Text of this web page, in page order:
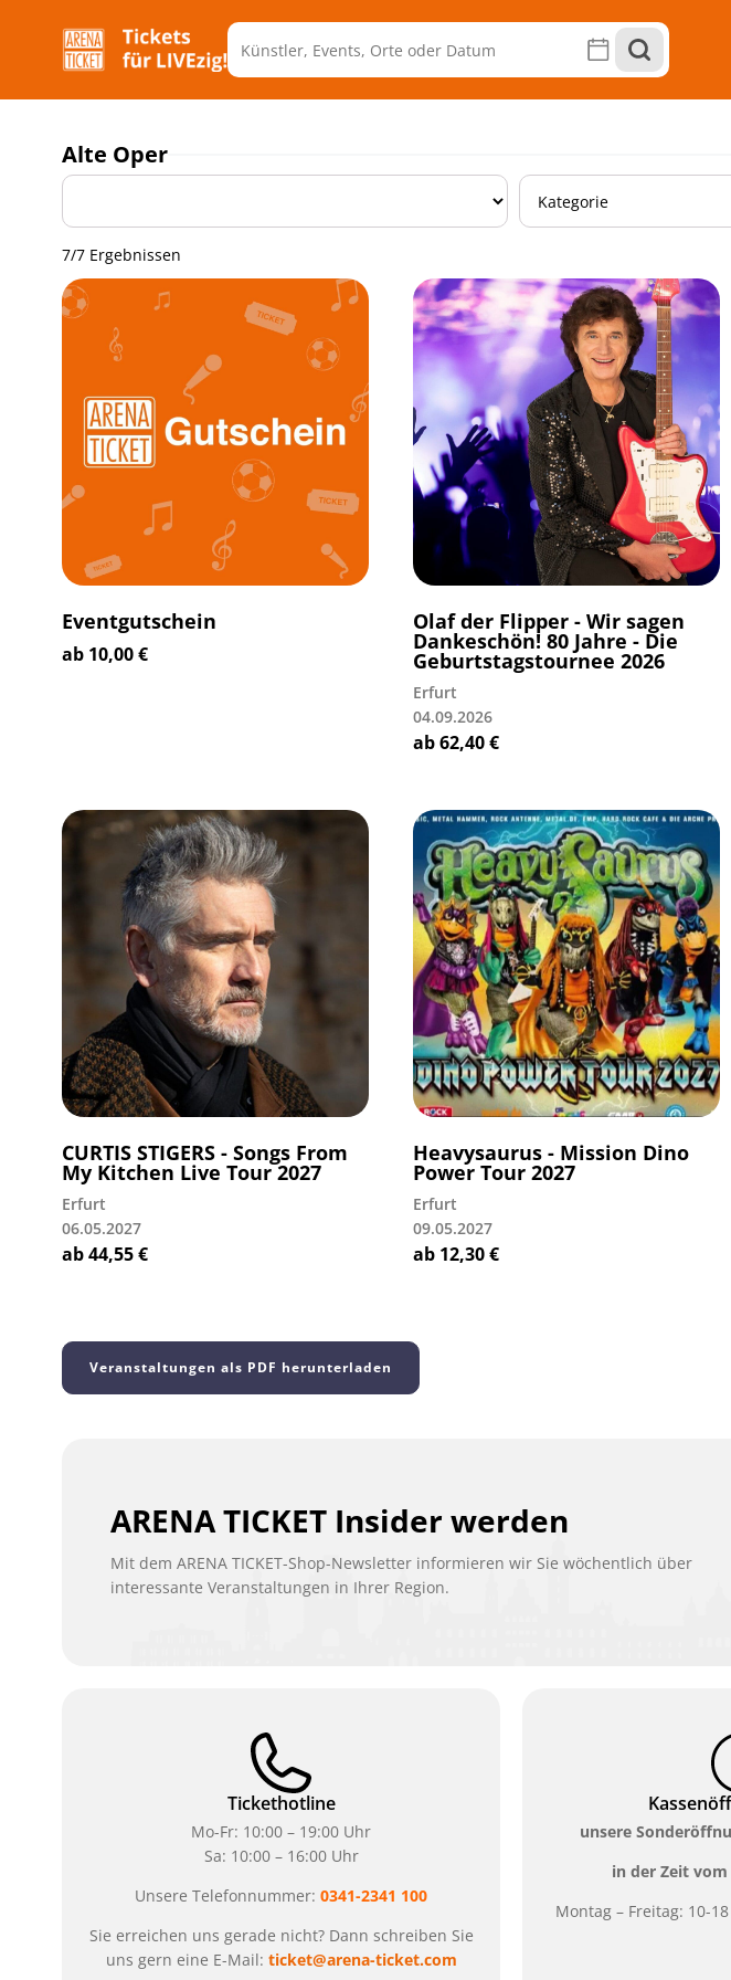
Alte Oper
7/7 Ergebnissen
Eventgutschein
ab 10,00€
Olaf der Flipper - Wir sagen
Dankeschön! 80 Jahre - Die
Geburtstagstournee 2026
Erfurt
04.09.2026
ab62,40€
CURTIS STIGERS - Songs From
My Kitchen Live Tour 2027
Erfurt
06.05.2027
ab44,55€
Heavysaurus - Mission Dino
Power Tour 2027
Erfurt
09.05.2027
ab 12,30€
Veranstaltungen als PDF herunterladen
ARENA TICKET Insider werden
Mit dem ARENA TICKET-Shop-Newsletter informieren wir Sie wöchentlich über
interessante Veranstaltungen in Ihrer Region.
Tickethotline
Mo-Fr: 10:00 – 19:00 Uhr
Sa: 10:00 – 16:00 Uhr
Unsere Telefonnummer:0341-2341 100
Sie erreichen uns gerade nicht? Dann schreiben Sie
uns gern eine E-Mail: ticket@arena-ticket.com
unsere
in der Zeit vom
Montag – Freitag: 10-